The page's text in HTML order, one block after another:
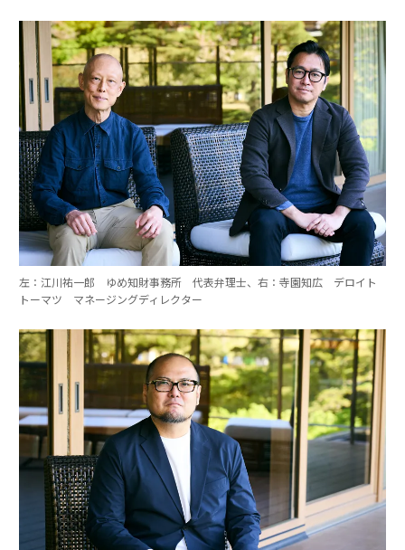
左：江川祐一郎 ゆめ知財事務所 代表弁理士、右：寺園知広 デロイト
トーマツ マネージングディレクター